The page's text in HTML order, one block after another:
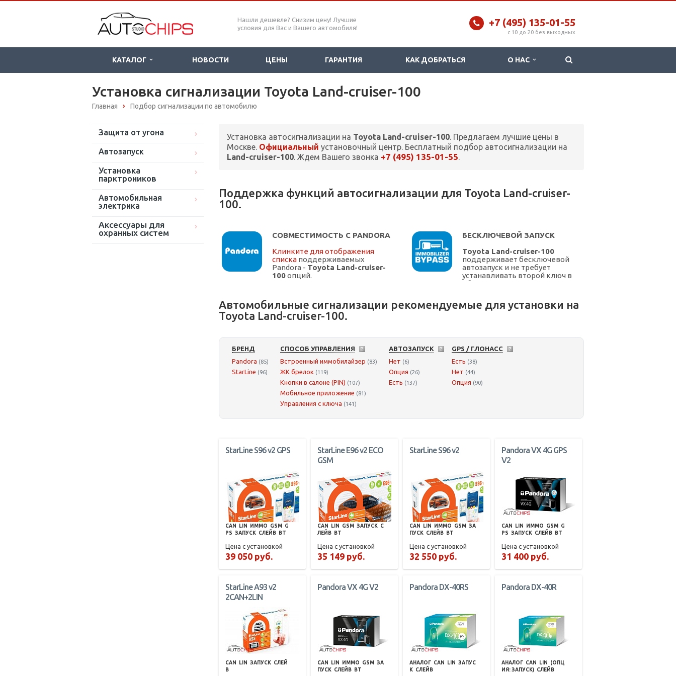
Нашли дешевле? Снизим цену! Лучшие
условия для Вас и Вашего автомобиля!
+7 (495) 135-01-55
c 10 до 20 без выходных
КАТАЛОГ НОВОСТИ ЦЕНЫ ГАРАНТИЯ КАК ДОБРАТЬСЯ О НАС
Установка сигнализации Toyota Land-cruiser-100
Главная Подбор сигнализации по автомобилю
Защита от угона
Автозапуск
Установка
парктроников
Автомобильная
электрика
Аксессуары для
охранных систем
Установка автосигнализации на Toyota Land-cruiser-100. Предлагаем лучшие цены в
Москве. Официальный установочный центр. Бесплатный подбор автосигнализации на
Land-cruiser-100. Ждем Вашего звонка +7 (495) 135-01-55.
Поддержка функций автосигнализации для Toyota Land-cruiser-
100.
СОВМЕСТИМОСТЬ С PANDORA
Клинките для отображения
списка поддерживаемых
Pandora - Toyota Land-cruiser-
100опций.
БЕСКЛЮЧЕВОЙ ЗАПУСК
Toyota Land-cruiser-100
поддерживает бесключевой
автозапуск и не требует
устанавливать второй ключ в
обходчик
Автомобильные сигнализации рекомендуемые для установки на
Toyota Land-cruiser-100.
БРЕНД
Pandora (85)
StarLine (96)
СПОСОБ УПРАВЛЕНИЯ
Встроенный иммобилайзер (83)
ЖК брелок (119)
Кнопки в салоне (PIN) (107)
Мобильное приложение (81)
Управления с ключа (141)
АВТОЗАПУСК
Нет (6)
Опция (26)
Есть (137)
GPS / ГЛОНАСС
Есть (38)
Нет (44)
Опция (90)
StarLine S96 v2 GPS
CAN LIN ИММО GSM G
PS ЗАПУСК СЛЕЙВ BT
Цена с установкой
39 050 руб.
StarLine E96 v2 ECO
GSM
CAN LIN GSM ЗАПУСК С
ЛЕЙВ
BT
Цена с установкой
35 149 руб.
StarLine S96 v2
CAN LIN ИММО GSM ЗА
ПУСК СЛЕЙВ BT
Цена с установкой
32 550 руб.
Pandora VX 4G GPS
V2
CAN LIN ИММО GSM G
PS ЗАПУСК СЛЕЙВ BT
Цена с установкой
31 400 руб.
StarLine A93 v2
2CAN+2LIN
CAN LIN ЗАПУСК СЛЕЙ
В
Pandora VX 4G V2
CAN LIN ИММО GSM ЗА
ПУСК СЛЕЙВ BT
Pandora DX-40RS
АНАЛОГ CAN LIN
ЗАПУС
К СЛЕЙВ
Pandora DX-40R
АНАЛОГ CAN LIN
(ОПЦ
ИЯ: ЗАПУСК) СЛЕЙВ